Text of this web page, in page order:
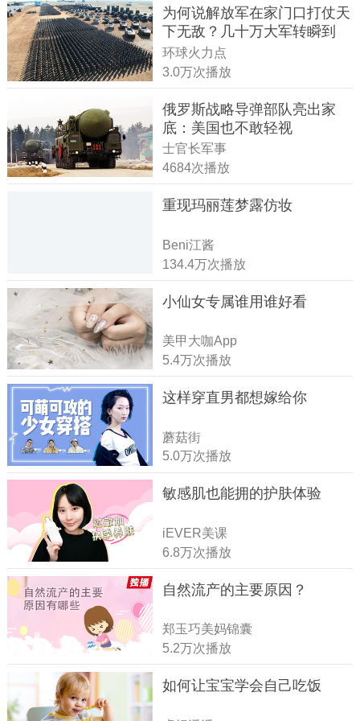
为何说解放军在家门口打仗天
下无敌？几十万大军转瞬到
达！
环球火力点
3.0万次播放
俄罗斯战略导弹部队亮出家
底：美国也不敢轻视
士官长军事
4684次播放
重现玛丽莲梦露仿妆
Beni江酱
134.4万次播放
小仙女专属谁用谁好看
美甲大咖App
5.4万次播放
这样穿直男都想嫁给你
蘑菇街
5.0万次播放
敏感肌也能拥的护肤体验
iEVER美课
6.8万次播放
自然流产的主要原因？
郑玉巧美妈锦囊
5.2万次播放
如何让宝宝学会自己吃饭